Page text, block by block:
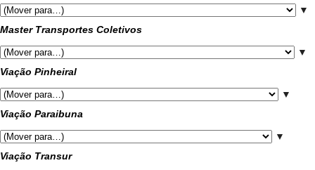
▼
Master Transportes Coletivos
▼
Viação Pinheiral
▼
Viação Paraibuna
▼
Viação Transur